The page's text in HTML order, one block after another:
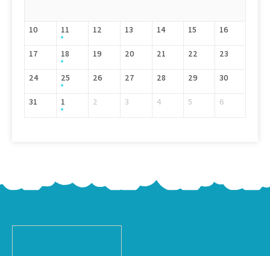
10 11 12 13 14 15 16
17 18 19 20 21 22 23
24 25 26 27 28 29 30
31 1 2 3 4 5 6